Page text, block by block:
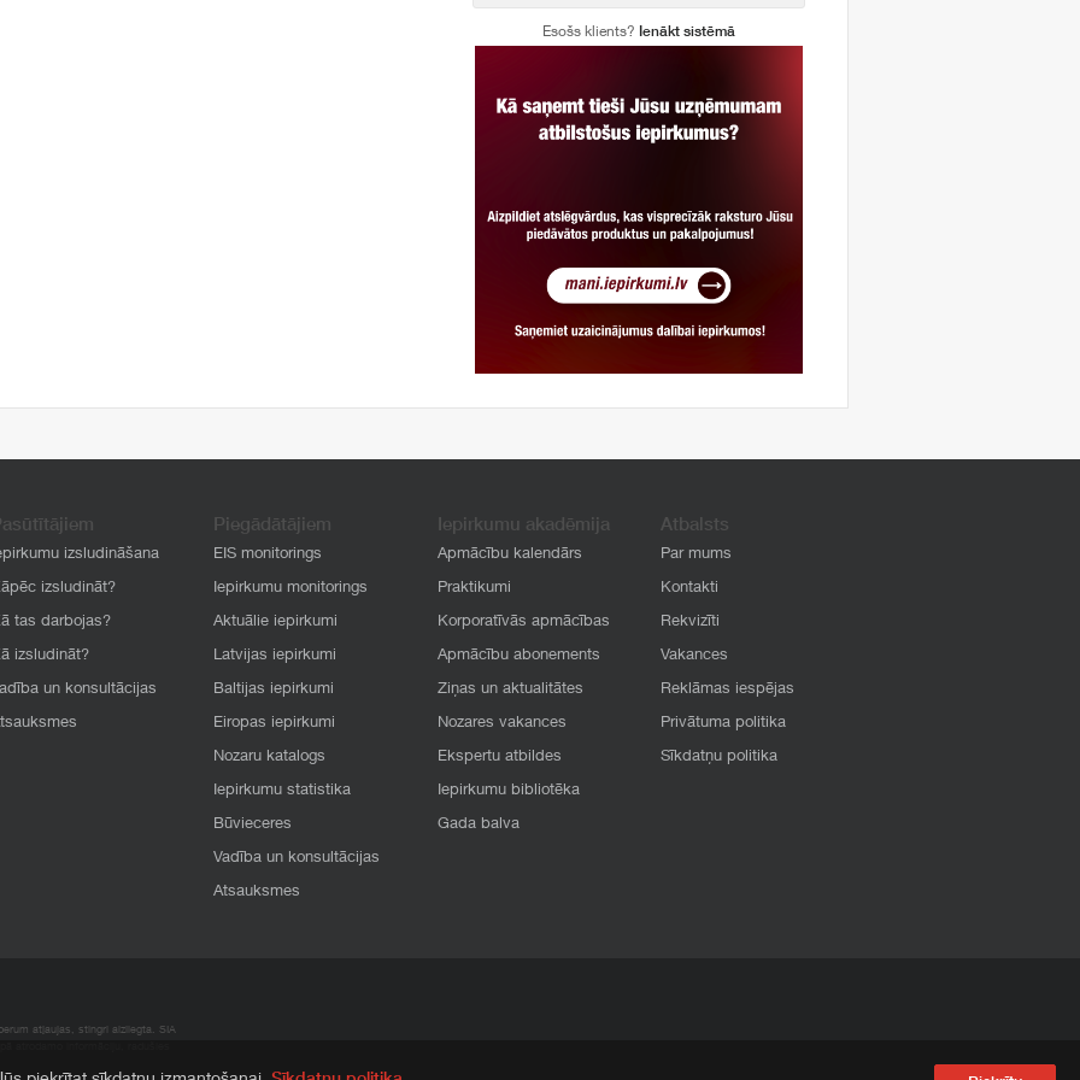
Esošs klients? Ienākt sistēmā
izsludināšana
izsludināt?
tas darbojas?
izsludināt?
un konsultācijas
Piegādātājiem
EIS monitorings
Iepirkumu monitorings
Aktuālie iepirkumi
Latvijas iepirkumi
Baltijas iepirkumi
Eiropas iepirkumi
Nozaru katalogs
Iepirkumu statistika
Būvieceres
Vadība un konsultācijas
Atsauksmes
Iepirkumu akadēmija
Apmācību kalendārs
Praktikumi
Korporatīvās apmācības
Apmācību abonements
Ziņas un aktualitātes
Nozares vakances
Ekspertu atbildes
Iepirkumu bibliotēka
Gada balva
Atbalsts
Par mums
Kontakti
Rekvizīti
Vakances
Reklāmas iespējas
Privātuma politika
Sīkdatņu politika
atļaujas, stingri aizliegta. SIA